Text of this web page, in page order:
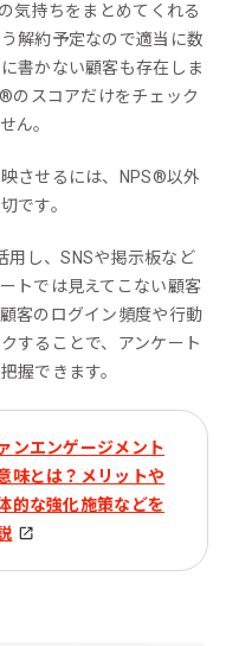
気持ちをまとめてくれる
解約予定なので適当に数
書かない顧客も存在しま
のスコアだけをチェック
ん。
させるには、NPS®︎以外
です。
用し、SNSや掲示板など
トでは見えてこない顧客
客のログイン頻度や行動
することで、アンケート
握できます。
ンエンゲージメント
味とは？メリットや
的な強化施策などを